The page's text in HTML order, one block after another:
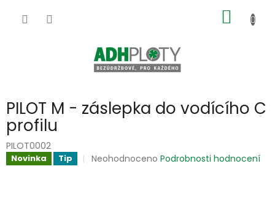
KOŠÍK
PILOT M - záslepka do vodícího C
profilu
PILOT0002
Novinka Tip
Průměrné
Neohodnoceno Podrobnosti hodnocení